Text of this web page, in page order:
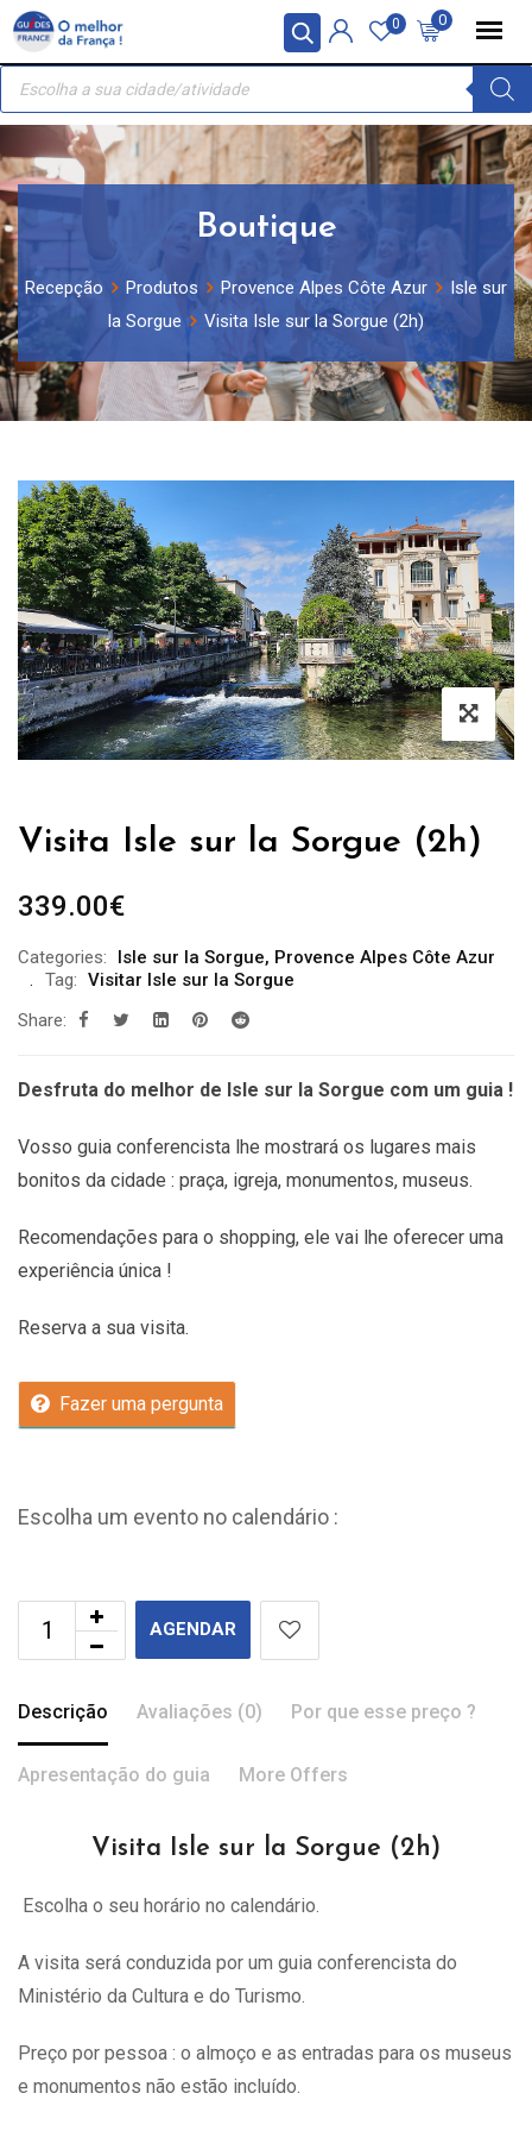
Painel de Gerenciamento de Cookies
Skip
content
0
0
Recherche
produits
Boutique
Recepção Produtos Provence Alpes Côte Azur
Isle sur
la Sorgue
Visita Isle sur la Sorgue (2h)
Visita Isle sur la Sorgue (2h)
339.00€
Categories: Isle sur la Sorgue, Provence Alpes Côte Azur
Tag: Visitar Isle sur la Sorgue
Share:
Desfruta do melhor de Isle sur la Sorgue com um guia !
Vosso guia conferencista lhe mostrará os lugares mais
bonitos da cidade : praça, igreja, monumentos, museus.
Recomendações para o shopping, ele vai lhe oferecer uma
experiência única !
Reserva a sua visita.
Fazer uma pergunta
Escolha um evento no calendário :
AGENDAR
Descrição Avaliações (0) Por que esse preço ?
Apresentação do guia More Offers
Visita Isle sur la Sorgue (2h)
Escolha o seu horário no calendário.
A visita será conduzida por um guia conferencista do
Ministério da Cultura e do Turismo.
Preço por pessoa : o almoço e as entradas para os museus
e monumentos não estão incluído.